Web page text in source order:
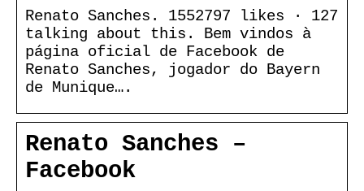
Renato Sanches. 1552797 likes · 127
talking about this. Bem vindos à
página oficial de Facebook de
Renato Sanches, jogador do Bayern
de Munique….
Renato Sanches –
Facebook